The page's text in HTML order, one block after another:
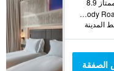
8.9
64 Mody Road, Hong Kong, هونغ كونغ